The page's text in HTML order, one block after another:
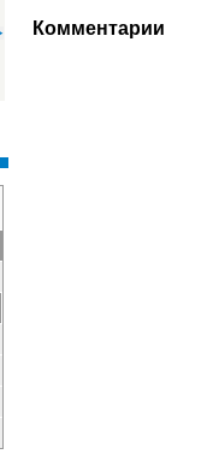
Комментарии